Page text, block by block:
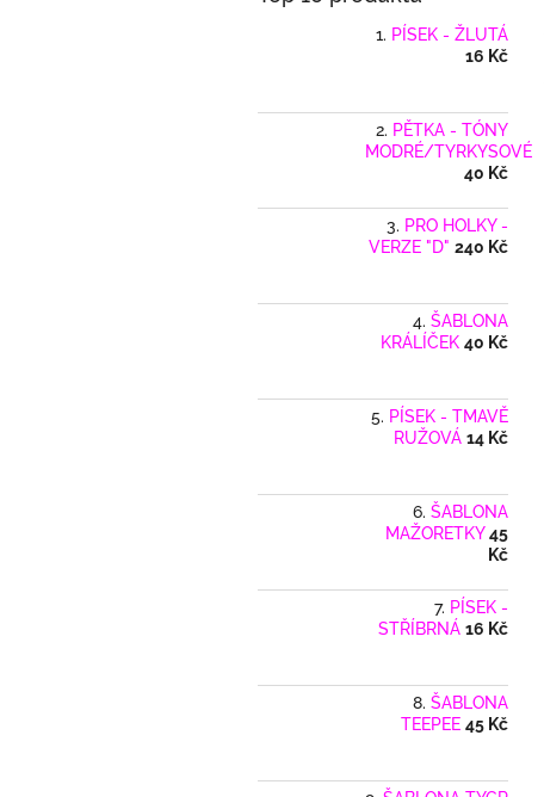
PÍSEK - ŽLUTÁ
16 Kč
PĚTKA - TÓNY
MODRÉ/TYRKYSOVÉ
40 Kč
PRO HOLKY -
VERZE "D" 240 Kč
ŠABLONA
KRÁLÍČEK 40 Kč
PÍSEK - TMAVĚ
RUŽOVÁ 14 Kč
ŠABLONA
MAŽORETKY 45
Kč
PÍSEK -
STŘÍBRNÁ 16 Kč
ŠABLONA
TEEPEE 45 Kč